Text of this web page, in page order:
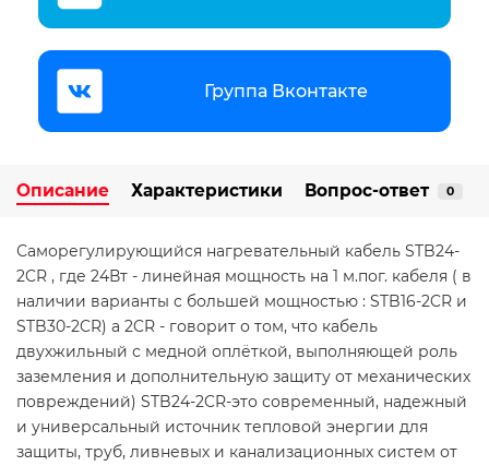
Группа Вконтакте
Описание Характеристики Вопрос-ответ 0
Саморегулирующийся нагревательный кабель STB24-
2CR , где 24Вт - линейная мощность на 1 м.пог. кабеля ( в
наличии варианты с большей мощностью : STB16-2CR и
STB30-2CR) а 2CR - говорит о том, что кабель
двухжильный с медной оплёткой, выполняющей роль
заземления и дополнительную защиту от механических
повреждений) STB24-2CR-это современный, надежный
и универсальный источник тепловой энергии для
защиты, труб, ливневых и канализационных систем от